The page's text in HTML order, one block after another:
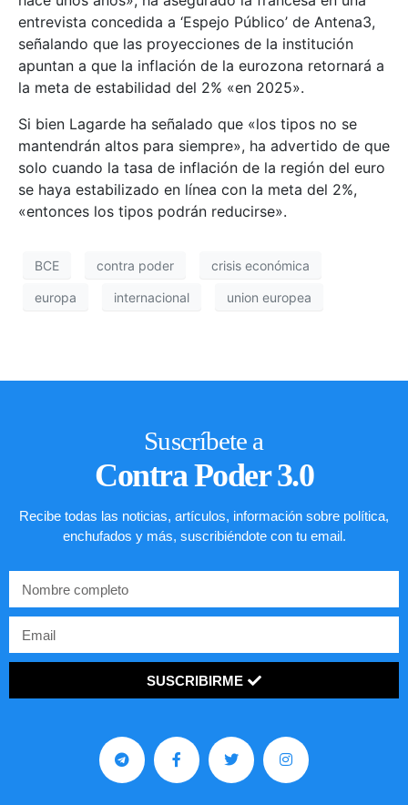
entrevista concedida a ‘Espejo Público’ de Antena3,
señalando que las proyecciones de la institución
apuntan a que la inflación de la eurozona retornará a
la meta de estabilidad del 2% «en 2025».
Si bien Lagarde ha señalado que «los tipos no se
mantendrán altos para siempre», ha advertido de que
solo cuando la tasa de inflación de la región del euro
se haya estabilizado en línea con la meta del 2%,
«entonces los tipos podrán reducirse».
BCE contra poder crisis económica
europa internacional union europea
Suscríbete a
Contra Poder 3.0
Recibe todas las noticias, artículos, información sobre política,
enchufados y más, suscribiéndote con tu email.
SUSCRIBIRME